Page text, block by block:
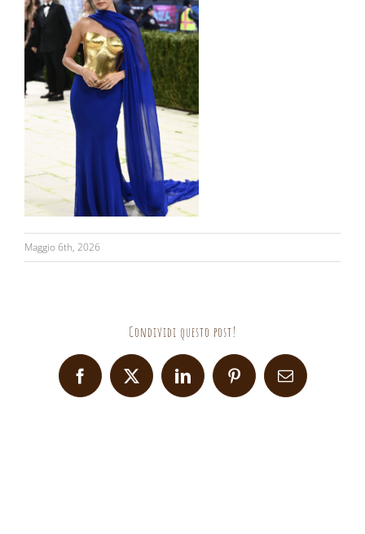
Maggio 6th, 2026
Condividi questo post!
Facebook
X LinkedInPinterestEmail